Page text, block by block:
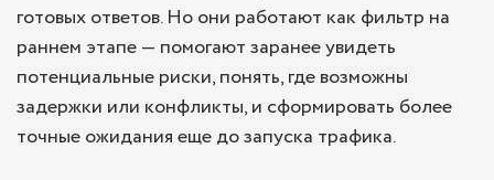
готовых ответов. Но они работают как фильтр на
раннем этапе — помогают заранее увидеть
потенциальные риски, понять, где возможны
задержки или конфликты, и сформировать более
точные ожидания еще до запуска трафика.